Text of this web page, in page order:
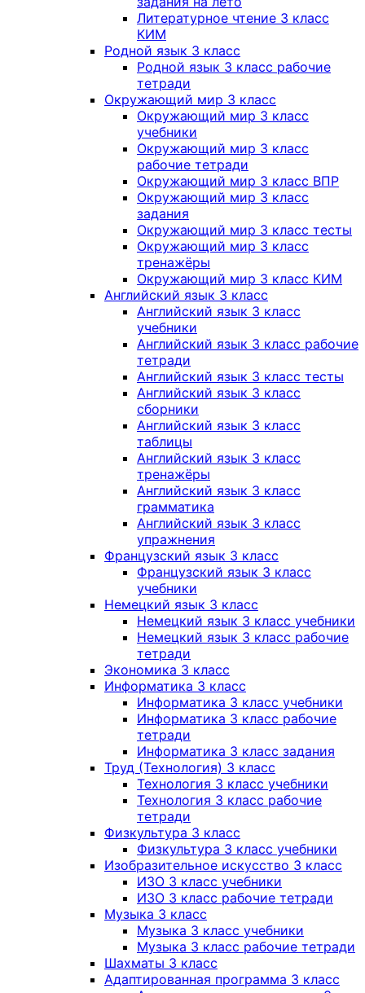
Литературное чтение 3 класс
КИМ
Родной язык 3 класс
Родной язык 3 класс рабочие
тетради
Окружающий мир 3 класс
Окружающий мир 3 класс
учебники
Окружающий мир 3 класс
рабочие тетради
Окружающий мир 3 класс ВПР
Окружающий мир 3 класс
задания
Окружающий мир 3 класс тесты
Окружающий мир 3 класс
тренажёры
Окружающий мир 3 класс КИМ
Английский язык 3 класс
Английский язык 3 класс
учебники
Английский язык 3 класс рабочие
тетради
Английский язык 3 класс тесты
Английский язык 3 класс
сборники
Английский язык 3 класс
таблицы
Английский язык 3 класс
тренажёры
Английский язык 3 класс
грамматика
Английский язык 3 класс
упражнения
Французский язык 3 класс
Французский язык 3 класс
учебники
Немецкий язык 3 класс
Немецкий язык 3 класс учебники
Немецкий язык 3 класс рабочие
тетради
Экономика 3 класс
Информатика 3 класс
Информатика 3 класс учебники
Информатика 3 класс рабочие
тетради
Информатика 3 класс задания
Труд (Технология) 3 класс
Технология 3 класс учебники
Технология 3 класс рабочие
тетради
Физкультура 3 класс
Физкультура 3 класс учебники
Изобразительное искусство 3 класс
ИЗО 3 класс учебники
ИЗО 3 класс рабочие тетради
Музыка 3 класс
Музыка 3 класс учебники
Музыка 3 класс рабочие тетради
Шахматы 3 класс
Адаптированная программа 3 класс